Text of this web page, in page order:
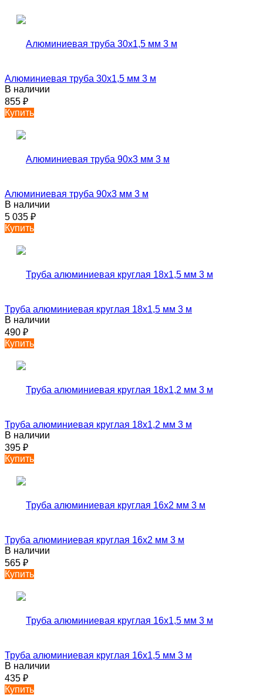
Алюминиевая труба 30х1,5 мм 3 м
В наличии
855 ₽
Купить
Алюминиевая труба 90х3 мм 3 м
В наличии
5 035 ₽
Купить
Труба алюминиевая круглая 18х1,5 мм 3 м
В наличии
490 ₽
Купить
Труба алюминиевая круглая 18х1,2 мм 3 м
В наличии
395 ₽
Купить
Труба алюминиевая круглая 16х2 мм 3 м
В наличии
565 ₽
Купить
Труба алюминиевая круглая 16х1,5 мм 3 м
В наличии
435 ₽
Купить